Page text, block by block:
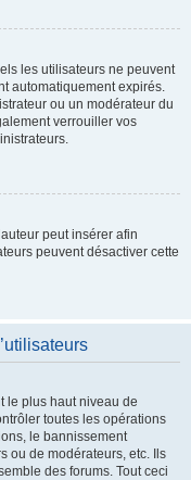
les utilisateurs ne peuvent
automatiquement expirés.
ou un modérateur du
verrouiller vos
peut insérer afin
peuvent désactiver cette
le plus haut niveau de
toutes les opérations
le bannissement
ou de modérateurs, etc. Ils
des forums. Tout ceci